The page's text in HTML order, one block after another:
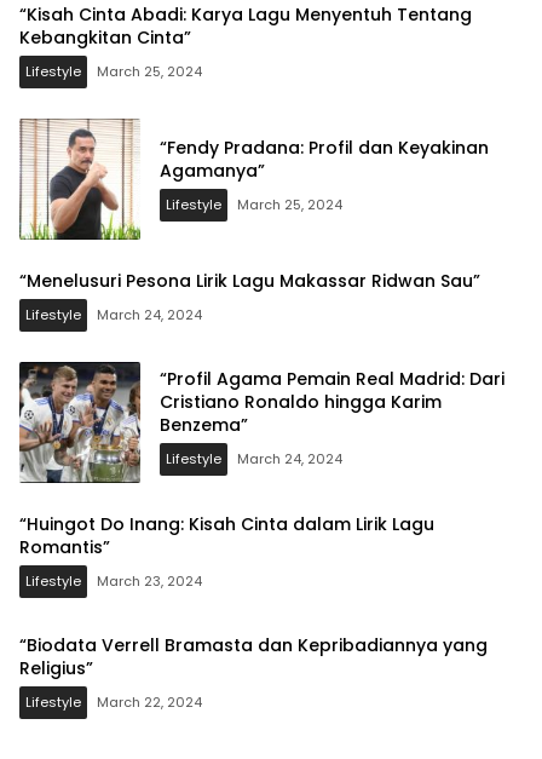
“Kisah Cinta Abadi: Karya Lagu Menyentuh Tentang
Kebangkitan Cinta”
Lifestyle March 25, 2024
“Fendy Pradana: Profil dan Keyakinan
Agamanya”
Lifestyle March 25, 2024
“Menelusuri Pesona Lirik Lagu Makassar Ridwan Sau”
Lifestyle March 24, 2024
“Profil Agama Pemain Real Madrid: Dari
Cristiano Ronaldo hingga Karim
Benzema”
Lifestyle March 24, 2024
“Huingot Do Inang: Kisah Cinta dalam Lirik Lagu
Romantis”
Lifestyle March 23, 2024
“Biodata Verrell Bramasta dan Kepribadiannya yang
Religius”
Lifestyle March 22, 2024